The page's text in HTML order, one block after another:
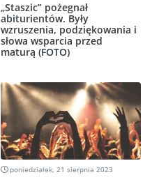
„Staszic” pożegnał
abiturientów. Były
wzruszenia, podziękowania i
słowa wsparcia przed
maturą (FOTO)
poniedziałek, 21 sierpnia 2023